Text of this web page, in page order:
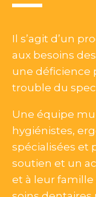
Il s’agit d’un
aux besoins
une déficience
trouble du
Une équipe
hygiénistes,
spécialisées et
soutien et un
et à leur famille